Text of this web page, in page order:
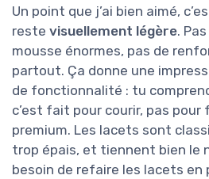
Un point que j’ai bien aimé,
reste visuellement légère.
mousse énormes, pas de
partout. Ça donne une
de fonctionnalité : tu
c’est fait pour courir, pas
premium. Les lacets sont
trop épais, et tiennent bien le
besoin de refaire les lacets en